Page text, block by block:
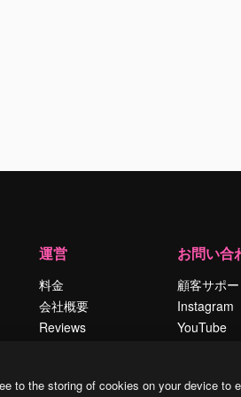
運営
料金
会社概要
Reviews
ブログ
お問い合
顧客サポー
Instagram
YouTube
Discord
to the storing of cookies on your device to